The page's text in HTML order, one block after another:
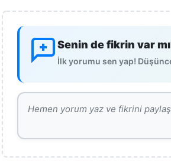
Senin de fikrin var
İlk yorumu sen yap!